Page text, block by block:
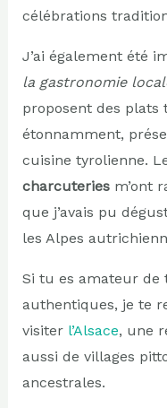
célébrations
J’ai également été
la gastronomie
proposent des
étonnamment,
cuisine tyrolienne.
charcuteriesm’ont
que j’avais pu
les Alpes
Si tu es amateur de
authentiques, je te
visiter l’Alsace, une
aussi de villages
ancestrales.